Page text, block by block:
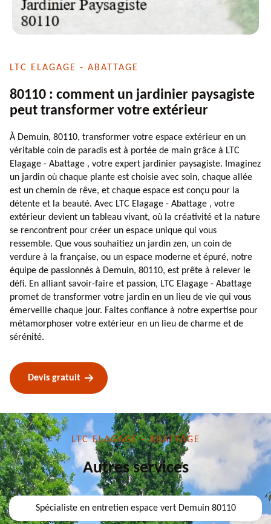
LTC ELAGAGE - ABATTAGE
80110 : comment un jardinier paysagiste
peut transformer votre extérieur
À Demuin, 80110, transformer votre espace extérieur en un
véritable coin de paradis est à portée de main grâce à LTC
Elagage - Abattage , votre expert jardinier paysagiste. Imaginez
un jardin où chaque plante est choisie avec soin, chaque allée
est un chemin de rêve, et chaque espace est conçu pour la
détente et la beauté. Avec LTC Elagage - Abattage , votre
extérieur devient un tableau vivant, où la créativité et la nature
se rencontrent pour créer un espace unique qui vous
ressemble. Que vous souhaitiez un jardin zen, un coin de
verdure à la française, ou un espace moderne et épuré, notre
équipe de passionnés à Demuin, 80110, est prête à relever le
défi. En alliant savoir-faire et passion, LTC Elagage - Abattage
promet de transformer votre jardin en un lieu de vie qui vous
émerveille chaque jour. Faites confiance à notre expertise pour
métamorphoser votre extérieur en un lieu de charme et de
sérénité.
Devis gratuit
LTC ELAGAGE - ABATTAGE
Autres services
Spécialiste en entretien espace vert Demuin 80110